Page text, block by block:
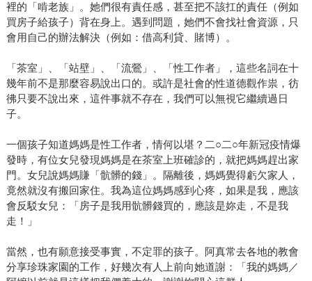
裡的「啃老族」。她們很有責任感，甚至把不該扛的責任（例如
買房子給孩子）背在身上。遇到問題，她們不會找社會資源，只
會用自己的辦法解決（例如：借高利貸、賭博）。
「茶室」、「站壁」、「流鶯」、「性工作者」，這些名詞在十
幾年前不是那麼容易說出口的。或許是社會的性道德觀作祟，彷
彿只要不說出來，這件事就不存在，我們可以無視它繼續過日
子。
一個孩子知道媽媽是性工作者，情何以堪？二○二○年新冠疫情爆
發時，有位女兒發現媽媽是在茶室上班確診的，就把媽媽趕出家
門。女兒說媽媽賺「骯髒的錢」。隔離後，媽媽覺得虧欠家人，
竟然就沒有搬回家住。我為這位媽媽感到心疼，如果是我，應該
會反駁女兒：「房子是我用骯髒錢買的，應該是妳走，不是我
走！」
當然，也有願意接受事實，不定罪的孩子。阿真常去各地的教會
分享珍珠家園的工作，好幾次有人上前向她道謝：「我的媽媽／